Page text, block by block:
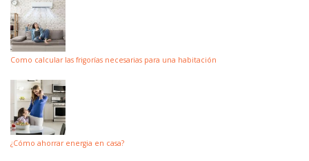
Como calcular las frigorías necesarias para una habitación
¿Cómo ahorrar energia en casa?